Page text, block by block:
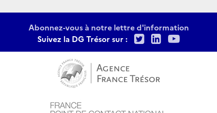
Abonnez-vous à notre lettre d'information
Suivez la DG Trésor sur :
TwitterLinkedIn